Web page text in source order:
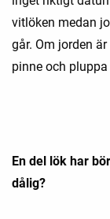
vitlöken medan
går. Om jorden
pinne och
En del lök har
dålig?